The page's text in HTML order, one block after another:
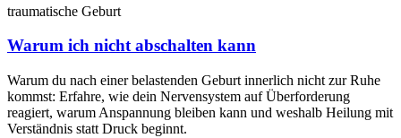
traumatische Geburt
Warum ich nicht abschalten kann
Warum du nach einer belastenden Geburt innerlich nicht zur Ruhe
kommst: Erfahre, wie dein Nervensystem auf Überforderung
reagiert, warum Anspannung bleiben kann und weshalb Heilung mit
Verständnis statt Druck beginnt.